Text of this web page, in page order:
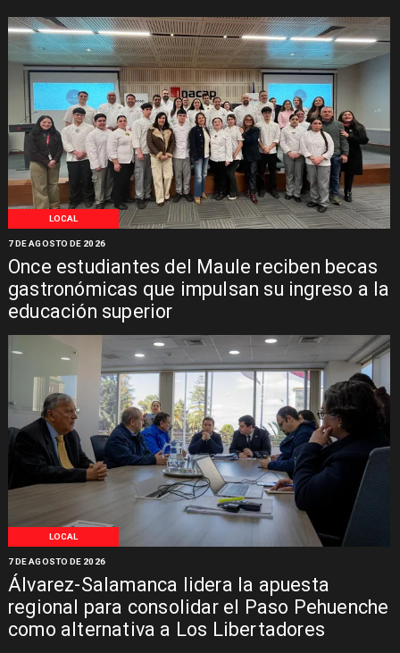
LOCAL
Once estudiantes del Maule reciben becas
gastronómicas que impulsan su ingreso a la
educación superior
7 DE AGOSTO DE 2026
LOCAL
Álvarez-Salamanca lidera la apuesta
regional para consolidar el Paso Pehuenche
como alternativa a Los Libertadores
7 DE AGOSTO DE 2026